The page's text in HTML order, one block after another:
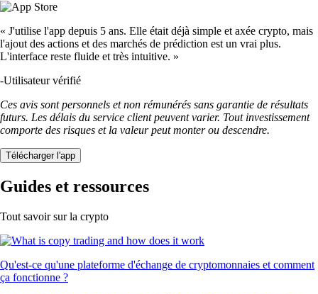
« J'utilise l'app depuis 5 ans. Elle était déjà simple et axée crypto, mais
l'ajout des actions et des marchés de prédiction est un vrai plus.
L'interface reste fluide et très intuitive. »
-Utilisateur vérifié
Ces avis sont personnels et non rémunérés sans garantie de résultats
futurs. Les délais du service client peuvent varier. Tout investissement
comporte des risques et la valeur peut monter ou descendre.
Télécharger l'app
Guides et ressources
Tout savoir sur la crypto
Qu'est-ce qu'une plateforme d'échange de cryptomonnaies et comment
ça fonctionne ?